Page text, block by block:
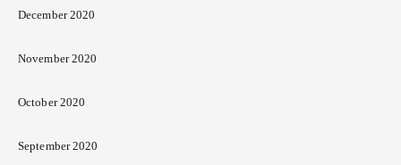
December 2020
November 2020
October 2020
September 2020